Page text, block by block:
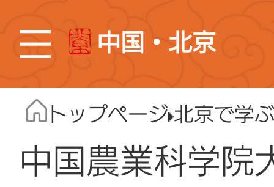
中国・北京
トップページ 北京で学
中国農業科学院